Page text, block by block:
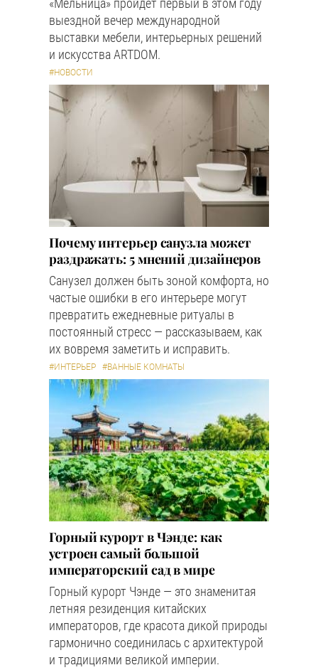
«Мельница» пройдёт первый в этом году
выездной вечер международной
выставки мебели, интерьерных решений
и искусства ARTDOM.
#НОВОСТИ
Почему интерьер санузла может
раздражать: 5 мнений дизайнеров
Санузел должен быть зоной комфорта, но
частые ошибки в его интерьере могут
превратить ежедневные ритуалы в
постоянный стресс — рассказываем, как
их вовремя заметить и исправить.
#ИНТЕРЬЕР #ВАННЫЕ КОМНАТЫ
Горный курорт в Чэнде: как
устроен самый большой
императорский сад в мире
Горный курорт Чэнде — это знаменитая
летняя резиденция китайских
императоров, где красота дикой природы
гармонично соединилась с архитектурой
и традициями великой империи.